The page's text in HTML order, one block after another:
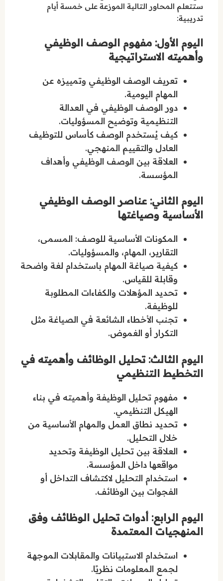
ستتعلم المحاور التالية الموزعة على خمسة أيام
تدريبية:
اليوم الأول: مفهوم الوصف الوظيفي
وأهميته الاستراتيجية
تعريف الوصف الوظيفي وتمييزه عن
المهام اليومية.
دور الوصف الوظيفي في العدالة
التنظيمية وتوضيح المسؤوليات.
كيف يُستخدم الوصف كأساس للتوظيف
العادل والتقييم المنهجي.
العلاقة بين الوصف الوظيفي وأهداف
المؤسسة.
اليوم الثاني: عناصر الوصف الوظيفي
الأساسية وصياغتها
المكونات الأساسية للوصف: المسمى،
التقارير، المهام، والمسؤوليات.
كيفية صياغة المهام باستخدام لغة واضحة
وقابلة للقياس.
تحديد المؤهلات والكفاءات المطلوبة
للوظيفة.
تجنب الأخطاء الشائعة في الصياغة مثل
التكرار أو الغموض.
اليوم الثالث: تحليل الوظائف وأهميته في
التخطيط التنظيمي
مفهوم تحليل الوظيفة وأهميته في بناء
الهيكل التنظيمي.
تحديد نطاق العمل والمهام الأساسية من
خلال التحليل.
العلاقة بين تحليل الوظيفة وتحديد
مواقعها داخل المؤسسة.
استخدام التحليل لاكتشاف التداخل أو
الفجوات بين الوظائف.
اليوم الرابع: أدوات تحليل الوظائف وفق
المنهجيات المعتمدة
استخدام الاستبيانات والمقابلات الموجهة
لجمع المعلومات نظريًا.